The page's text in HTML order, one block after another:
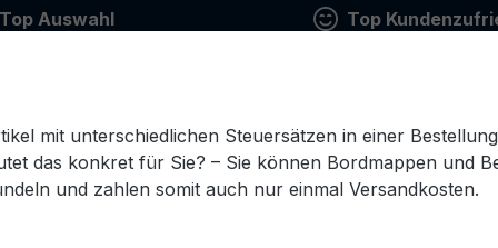
Top Auswahl Top
Estnisch Finnisch Französisch Griechisch
mit unterschiedlichen Steuersätzen in einer
das konkret für Sie? – Sie können Bordmappen und
und zahlen somit auch nur einmal Versandkosten.